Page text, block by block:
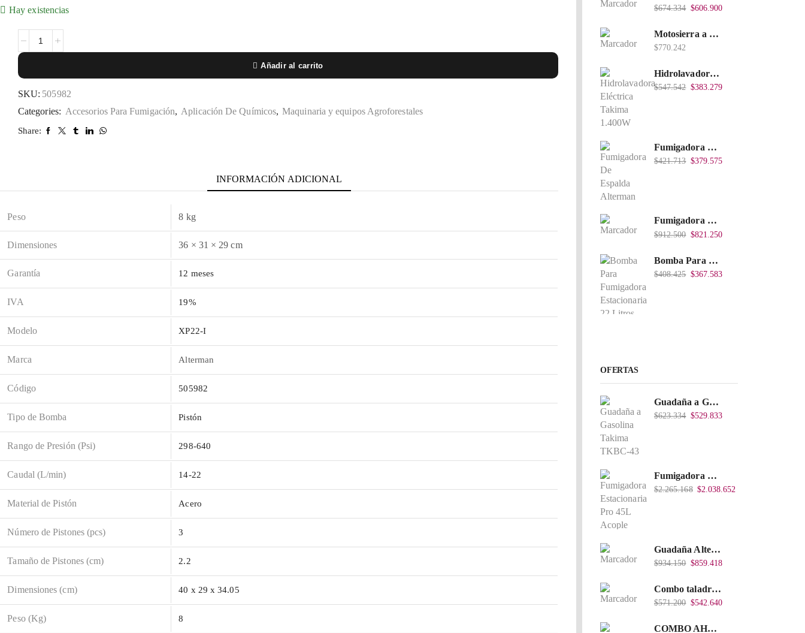
Hay existencias
Añadir al carrito
SKU: 505982
Categories: Accesorios Para Fumigación, Aplicación De Químicos, Maquinaria y equipos Agroforestales
Share:
INFORMACIÓN ADICIONAL
Peso 8 kg
Dimensiones 36 × 31 × 29 cm
Garantía 12 meses
IVA 19%
Modelo XP22-I
Marca Alterman
Código 505982
Tipo de Bomba Pistón
Rango de Presión (Psi) 298-640
Caudal (L/min) 14-22
Material de Pistón Acero
Número de Pistones (pcs) 3
Tamaño de Pistones (cm) 2.2
Dimensiones (cm) 40 x 29 x 34.05
Peso (Kg) 8
$674.334 $606.900
Motosierra a Gasolina 52 Barra 20'' PD
$770.242
Hidrolavadora Eléctrica Takima 1.400W 1.600Psi, Tkepw-1600-A.
$547.542 $383.279
Fumigadora De Espalda Alterman A Baterí­a 12V/12Ah, 20Litros, Xkes20.
$421.713 $379.575
Fumigadora De Espalda Alterman Gasolina 2T, 26 Cc, Bomba Nylon Libre Mantenimiento, Tf900-A.
$912.500 $821.250
Bomba Para Fumigadora Estacionaria 22 Litros, Xp22-I.
$408.425 $367.583
OFERTAS
Guadaña a Gasolina Takima TKBC-43
$623.334 $529.833
Fumigadora Estacionaria Pro 45L Acople Directo con Accesorios
$2.265.168 $2.038.652
Guadaña Alterman A Gasolina 2T, De espalda, Eje Flexible, 43Cc, Xbc43B-I
$934.150 $859.418
Combo taladro Inalámbrico Takima 20V Li-Ion, Tklcd-20. + Polichadora Takima 7″ 1.200W, Tksp-180-D.
$571.200 $542.640
COMBO AHOYADOR ALTERMAN 52 CC + BROCA DE 20 CM X 80 CM + BROCA DE 15 CM X 80 CM